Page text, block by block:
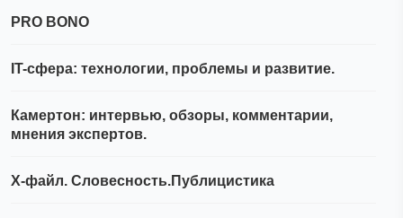
PRO BONO
IT-сфера: технологии, проблемы и развитие.
Камертон: интервью, обзоры, комментарии,
мнения экспертов.
Х-файл. Словесность.Публицистика